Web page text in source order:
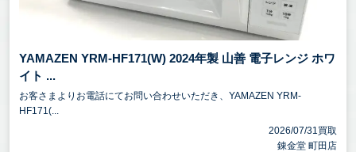
YAMAZEN YRM-HF171(W) 2024年製 山善 電子レンジ ホワ
イト ...
お客さまよりお電話にてお問い合わせいただき、YAMAZEN YRM-
HF171(...
2026/07/31買取
錬金堂 町田店